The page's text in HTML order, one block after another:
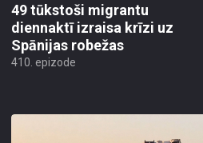
49 tūkstoši migrantu
diennaktī izraisa krīzi uz
Spānijas robežas
410. epizode